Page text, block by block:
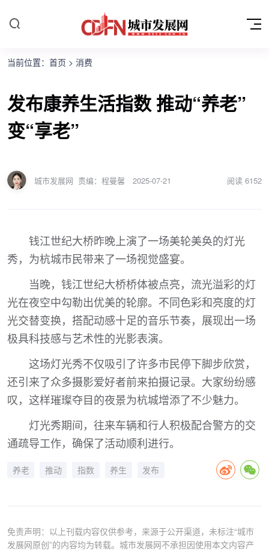
当前位置： 首页 > 消费
发布康养生活指数 推动“养老”
变“享老”
城市发展网 责编：程曼馨 2025-07-21 阅读 6152
钱江世纪大桥昨晚上演了一场美轮美奂的灯光
秀，为杭城市民带来了一场视觉盛宴。
当晚，钱江世纪大桥桥体被点亮，流光溢彩的灯
光在夜空中勾勒出优美的轮廓。不同色彩和亮度的灯
光交替变换，搭配动感十足的音乐节奏，展现出一场
极具科技感与艺术性的光影表演。
这场灯光秀不仅吸引了许多市民停下脚步欣赏，
还引来了众多摄影爱好者前来拍摄记录。大家纷纷感
叹，这样璀璨夺目的夜景为杭城增添了不少魅力。
灯光秀期间，往来车辆和行人积极配合警方的交
通疏导工作，确保了活动顺利进行。
养老 推动 指数 养生 发布
免责声明：以上刊载内容仅供参考，来源于公开渠道，未标注“城市
发展网原创”的内容均为转载。城市发展网不承担因使用本文内容产